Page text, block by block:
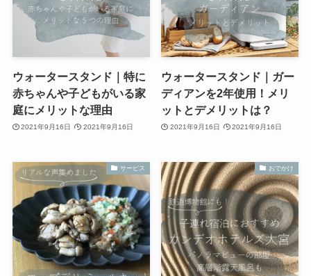
ウォータースタンド｜特に
赤ちゃんや子どもがいる家
庭にメリットな理由
2021年9月16日 2021年9月16日
ウォータースタンド｜ガー
ディアンを2年使用！メリ
ットとデメリットは？
2021年9月16日 2021年9月16日
サービス おでかけ